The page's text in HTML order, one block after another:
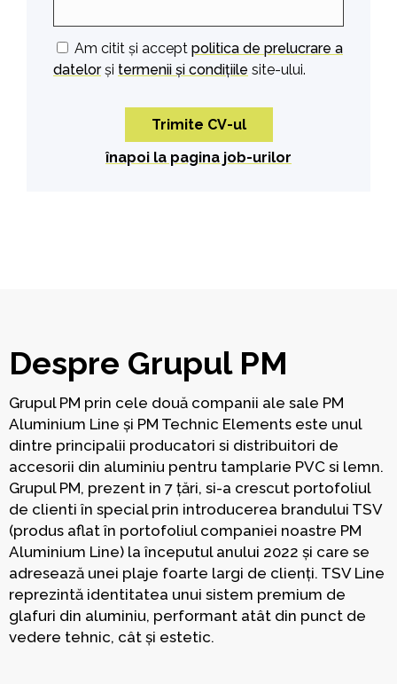
Am citit și accept politica de prelucrare a
datelorși termenii și condițiile site-ului.
înapoi la pagina job-urilor
Despre Grupul PM
Grupul PM prin cele două companii ale sale PM
Aluminium Line și PM Technic Elements este unul
dintre principalii producatori si distribuitori de
accesorii din aluminiu pentru tamplarie PVC si lemn.
Grupul PM, prezent in 7 țări, si-a crescut portofoliul
de clienti în special prin introducerea brandului TSV
(produs aflat în portofoliul companiei noastre PM
Aluminium Line) la începutul anului 2022 și care se
adresează unei plaje foarte largi de clienți. TSV Line
reprezintă identitatea unui sistem premium de
glafuri din aluminiu, performant atât din punct de
vedere tehnic, cât și estetic.